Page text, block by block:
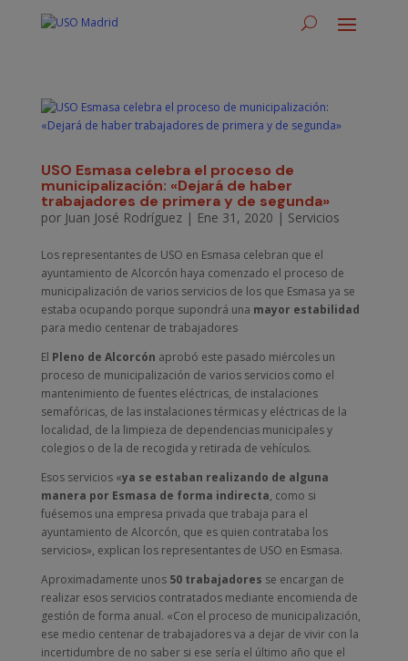
USO Esmasa celebra el proceso de
municipalización: «Dejará de haber
trabajadores de primera y de segunda»
por Juan José Rodríguez| Ene 31, 2020 | Servicios
Los representantes de USO en Esmasa celebran que el
ayuntamiento de Alcorcón haya comenzado el proceso de
municipalización de varios servicios de los que Esmasa ya se
estaba ocupando porque supondrá una mayor estabilidad
para medio centenar de trabajadores
El Pleno de Alcorcón aprobó este pasado miércoles un
proceso de municipalización de varios servicios como el
mantenimiento de fuentes eléctricas, de instalaciones
semafóricas, de las instalaciones térmicas y eléctricas de la
localidad, de la limpieza de dependencias municipales y
colegios o de la de recogida y retirada de vehículos.
Esos servicios «ya se estaban realizando de alguna
manera por Esmasa de forma indirecta, como si
fuésemos una empresa privada que trabaja para el
ayuntamiento de Alcorcón, que es quien contrataba los
servicios», explican los representantes de USO en Esmasa.
Aproximadamente unos 50 trabajadores se encargan de
realizar esos servicios contratados mediante encomienda de
gestión de forma anual. «Con el proceso de municipalización,
ese medio centenar de trabajadores va a dejar de vivir con la
incertidumbre de no saber si ese sería el último año que el